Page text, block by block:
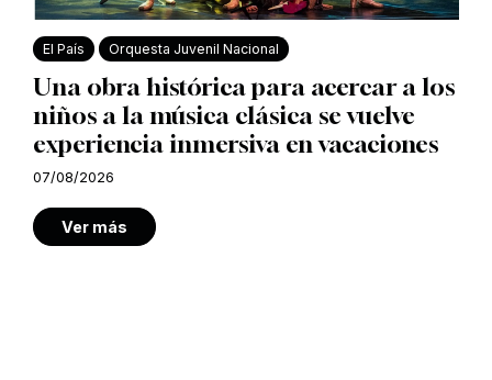
El País Orquesta Juvenil Nacional
Una obra histórica para acercar a los
niños a la música clásica se vuelve
experiencia inmersiva en vacaciones
07/08/2026
Ver más